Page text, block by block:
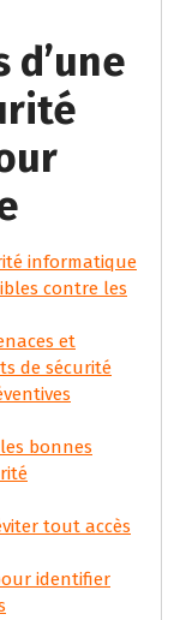
d’une
informatique
contre les
et
de sécurité
bonnes
tout accès
identifier